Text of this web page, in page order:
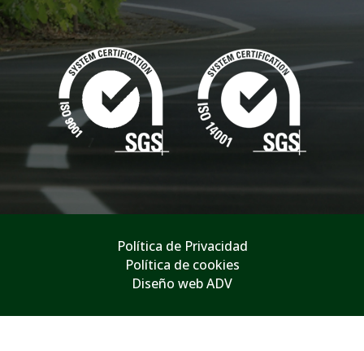
Política de Privacidad
Política de cookies
Diseño web ADV